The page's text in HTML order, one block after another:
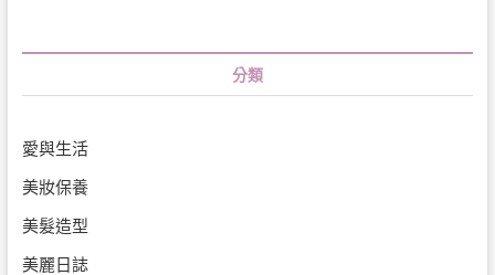
分類
愛與生活
美妝保養
美髮造型
美麗日誌